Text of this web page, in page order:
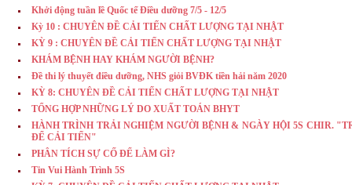
Khởi động tuần lề Quốc tế Điều dưỡng 7/5 - 12/5
Kỳ 10 : CHUYÊN ĐỀ CẢI TIẾN CHẤT LƯỢNG TẠI NHẬT
KỲ 9 : CHUYÊN ĐỀ CẢI TIẾN CHẤT LƯỢNG TẠI NHẬT
KHÁM BỆNH HAY KHÁM NGƯỜI BỆNH?
Đề thi lý thuyết điều dưỡng, NHS giỏi BVĐK tiền hải năm 2020
KỲ 8: CHUYÊN ĐỀ CẢI TIẾN CHẤT LƯỢNG TẠI NHẬT
TỔNG HỢP NHỮNG LÝ DO XUẤT TOÁN BHYT
HÀNH TRÌNH TRẢI NGHIỆM NGƯỜI BỆNH & NGÀY HỘI 5S CHIR.
ĐỂ CẢI TIẾN"
PHÂN TÍCH SỰ CỐ ĐỂ LÀM GÌ?
Tin Vui Hành Trình 5S